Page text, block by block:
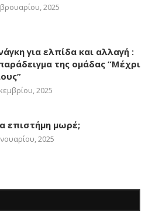
2025
για ελπίδα και αλλαγή :
της ομάδας “Μέχρι
2025
επιστήμη μωρέ;
2025